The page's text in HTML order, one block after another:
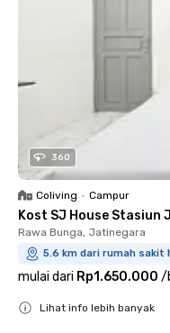
360
Coliving • Campur
Kost SJ House Stasiun
Rawa Bunga, Jatinegara
5.6 km dari rumah sakit
mulai dari Rp1.650.000 /
Lihat info lebih banyak